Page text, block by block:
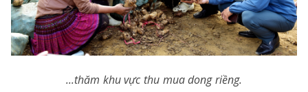
...thăm khu vực thu mua dong riềng.